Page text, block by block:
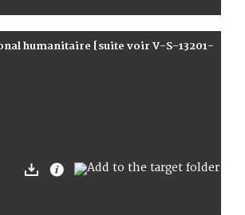
humanitaire [suite voir V-S-13201-